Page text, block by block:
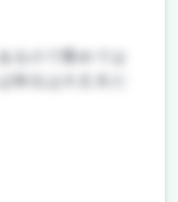
るので重めでは
単位は大丈夫だ